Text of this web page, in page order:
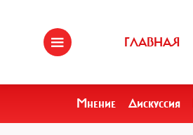
ГЛАВНАЯ
Мнение Дискуссия